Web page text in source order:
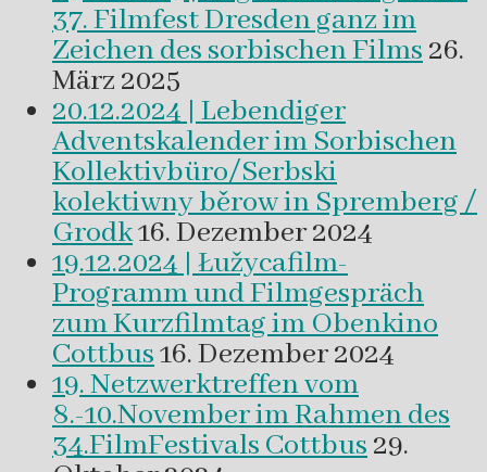
37. Filmfest Dresden ganz im
Zeichen des sorbischen Films26.
März 2025
20.12.2024 | Lebendiger
Adventskalender im Sorbischen
Kollektivbüro/Serbski
kolektiwny běrow in Spremberg /
Grodk16. Dezember 2024
19.12.2024 | Łužycafilm-
Programm und Filmgespräch
zum Kurzfilmtag im Obenkino
Cottbus16. Dezember 2024
19. Netzwerktreffen vom
8.-10.November im Rahmen des
34.FilmFestivals Cottbus29.